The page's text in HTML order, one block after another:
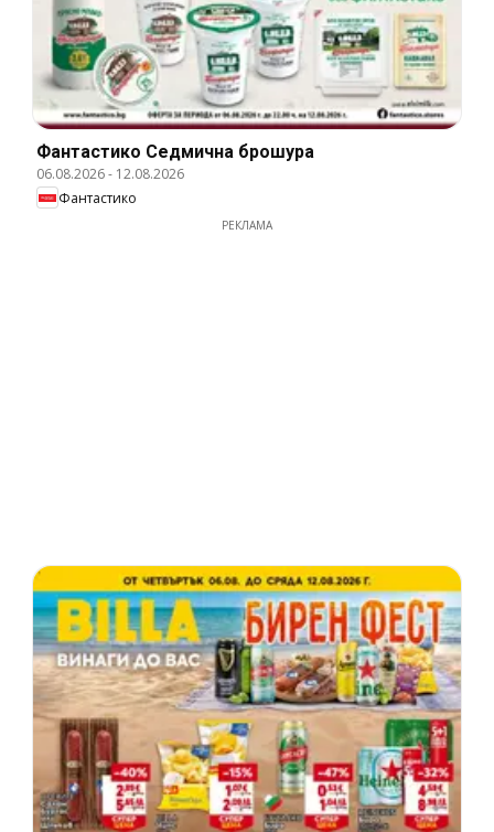
Фантастико Cедмична брошура
06.08.2026- 12.08.2026
Фантастико
РЕКЛАМА